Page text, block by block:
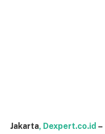
Jakarta, Dexpert.co.id –